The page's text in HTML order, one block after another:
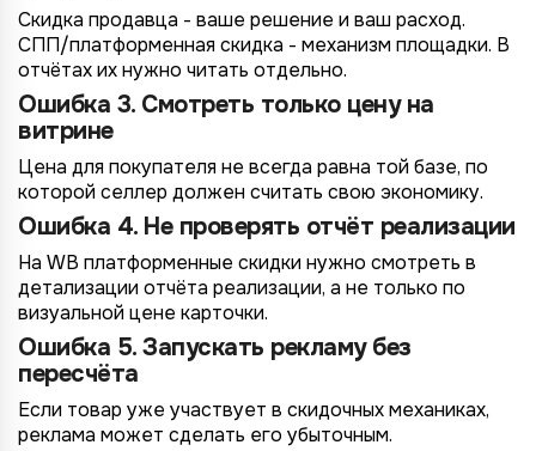
Скидка продавца - ваше решение и ваш расход.
СПП/платформенная скидка - механизм площадки. В
отчётах их нужно читать отдельно.
Ошибка 3. Смотреть только цену на
витрине
Цена для покупателя не всегда равна той базе, по
которой селлер должен считать свою экономику.
Ошибка 4. Не проверять отчёт реализации
На WB платформенные скидки нужно смотреть в
детализации отчёта реализации, а не только по
визуальной цене карточки.
Ошибка 5. Запускать рекламу без
пересчёта
Если товар уже участвует в скидочных механиках,
реклама может сделать его убыточным.